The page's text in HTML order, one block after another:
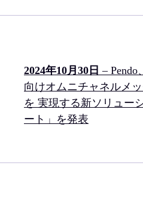
2024年10月30日 –
向けオムニチャネルメ
を 実現する新ソリュー
ート」を発表